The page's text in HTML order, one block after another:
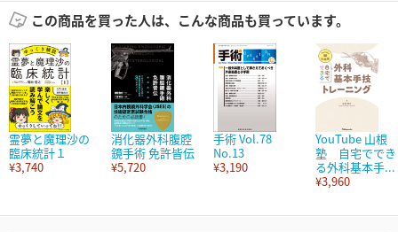
この商品を買った人は、こんな商品も買っています。
霊夢と魔理沙の
臨床統計１
¥3,740
消化器外科腹腔
鏡手術 免許皆伝
¥5,720
手術 Vol.78
No.13
¥3,190
YouTube 山根
塾 自宅ででき
る外科基本手...
¥3,960